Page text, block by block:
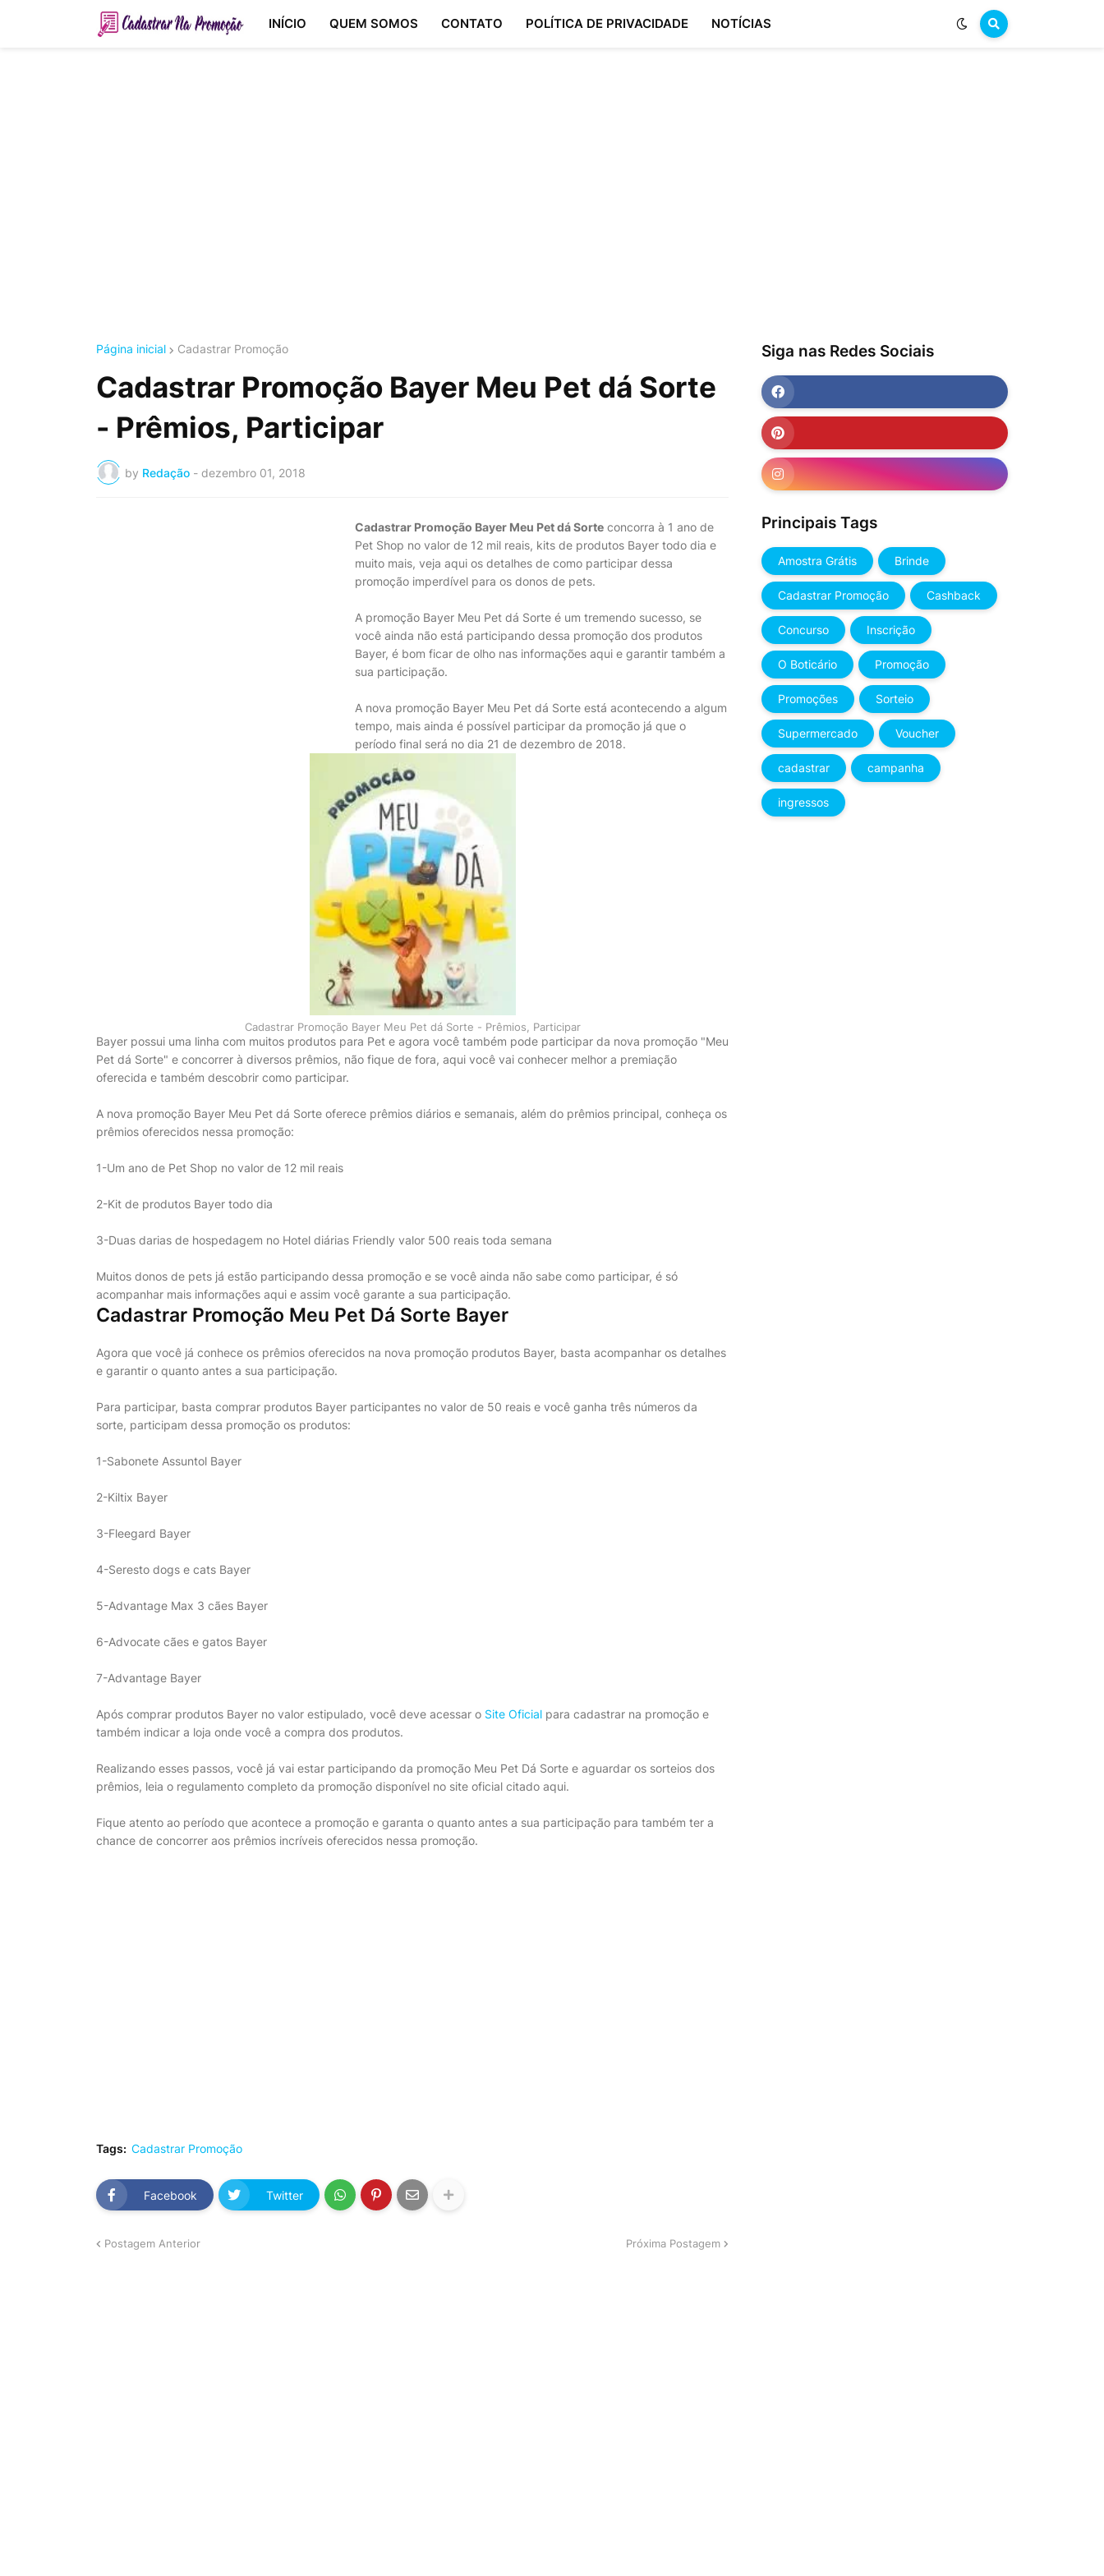
INÍCIO QUEM SOMOS CONTATO POLÍTICA DE PRIVACIDADE NOTÍCIAS
Página inicial Cadastrar Promoção
Cadastrar Promoção Bayer Meu Pet dá Sorte
- Prêmios, Participar
by Redação - dezembro 01, 2018
Cadastrar Promoção Bayer Meu Pet dá Sorte concorra à 1 ano de
Pet Shop no valor de 12 mil reais, kits de produtos Bayer todo dia e
muito mais, veja aqui os detalhes de como participar dessa
promoção imperdível para os donos de pets.
A promoção Bayer Meu Pet dá Sorte é um tremendo sucesso, se
você ainda não está participando dessa promoção dos produtos
Bayer, é bom ficar de olho nas informações aqui e garantir também a
sua participação.
A nova promoção Bayer Meu Pet dá Sorte está acontecendo a algum
tempo, mais ainda é possível participar da promoção já que o
período final será no dia 21 de dezembro de 2018.
Cadastrar Promoção Bayer Meu Pet dá Sorte - Prêmios, Participar
Bayer possui uma linha com muitos produtos para Pet e agora você também pode participar da nova promoção "Meu
Pet dá Sorte" e concorrer à diversos prêmios, não fique de fora, aqui você vai conhecer melhor a premiação
oferecida e também descobrir como participar.
A nova promoção Bayer Meu Pet dá Sorte oferece prêmios diários e semanais, além do prêmios principal, conheça os
prêmios oferecidos nessa promoção:
1-Um ano de Pet Shop no valor de 12 mil reais
2-Kit de produtos Bayer todo dia
3-Duas darias de hospedagem no Hotel diárias Friendly valor 500 reais toda semana
Muitos donos de pets já estão participando dessa promoção e se você ainda não sabe como participar, é só
acompanhar mais informações aqui e assim você garante a sua participação.
Cadastrar Promoção Meu Pet Dá Sorte Bayer
Agora que você já conhece os prêmios oferecidos na nova promoção produtos Bayer, basta acompanhar os detalhes
e garantir o quanto antes a sua participação.
Para participar, basta comprar produtos Bayer participantes no valor de 50 reais e você ganha três números da
sorte, participam dessa promoção os produtos:
1-Sabonete Assuntol Bayer
2-Kiltix Bayer
3-Fleegard Bayer
4-Seresto dogs e cats Bayer
5-Advantage Max 3 cães Bayer
6-Advocate cães e gatos Bayer
7-Advantage Bayer
Após comprar produtos Bayer no valor estipulado, você deve acessar o Site Oficial para cadastrar na promoção e
também indicar a loja onde você a compra dos produtos.
Realizando esses passos, você já vai estar participando da promoção Meu Pet Dá Sorte e aguardar os sorteios dos
prêmios, leia o regulamento completo da promoção disponível no site oficial citado aqui.
Fique atento ao período que acontece a promoção e garanta o quanto antes a sua participação para também ter a
chance de concorrer aos prêmios incríveis oferecidos nessa promoção.
Tags: Cadastrar Promoção
Facebook Twitter
Postagem Anterior Próxima Postagem
Siga nas Redes Sociais
Principais Tags
Amostra Grátis Brinde
Cadastrar Promoção Cashback
Concurso Inscrição
O Boticário Promoção
Promoções Sorteio
Supermercado Voucher
cadastrar campanha
ingressos